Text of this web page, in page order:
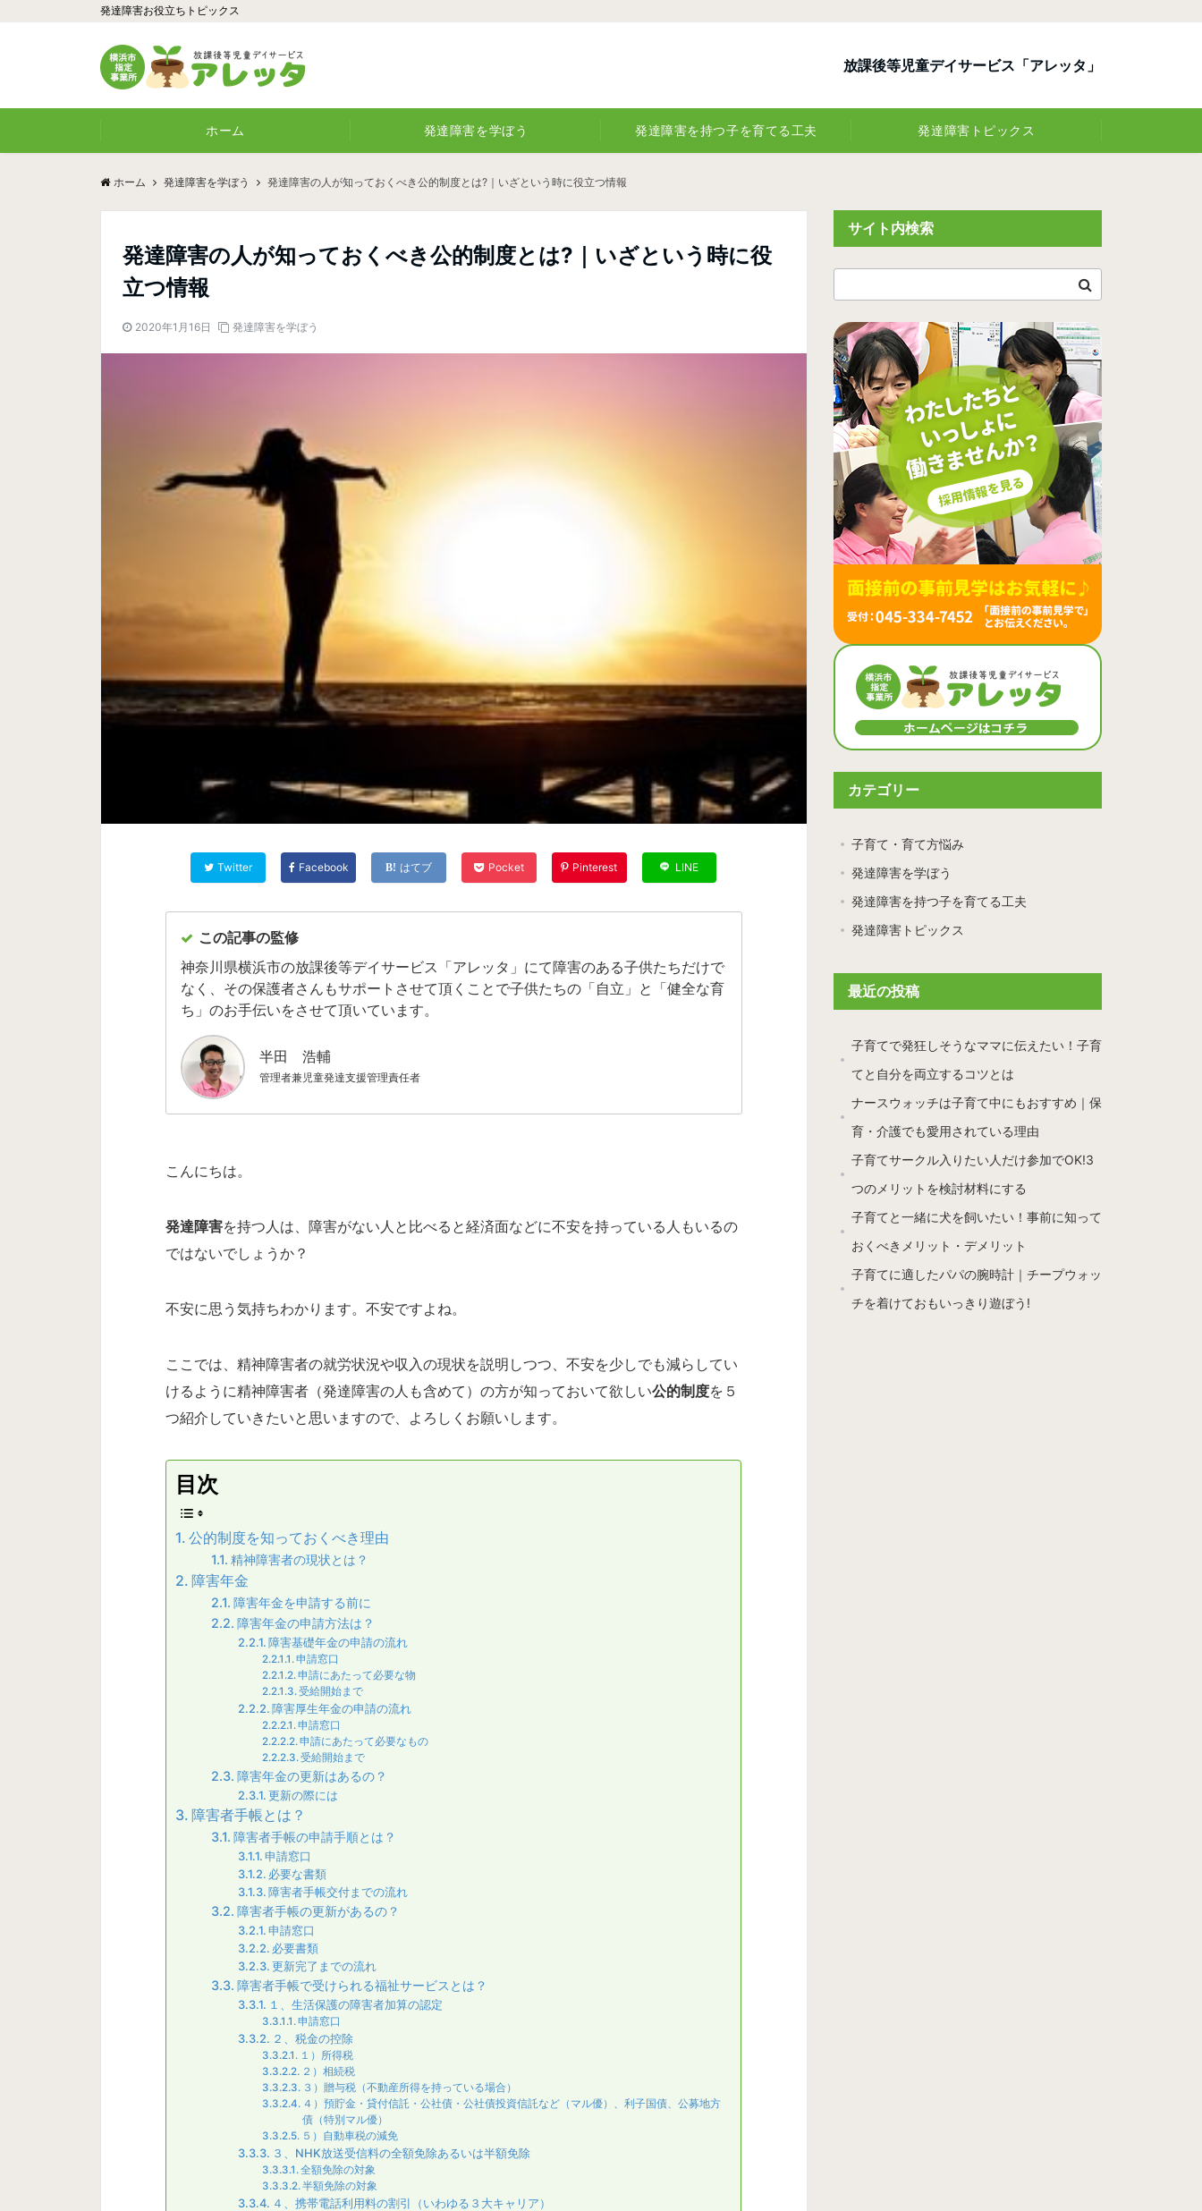
発達障害お役立ちトピックス
放課後等児童デイサービス「アレッタ」
ホーム 発達障害を学ぼう 発達障害を持つ子を育てる工夫 発達障害トピックス
ホーム 発達障害を学ぼう 発達障害の人が知っておくべき公的制度とは?｜いざという時に役立つ情報
発達障害の人が知っておくべき公的制度とは?｜いざという時に役
立つ情報
2020年1月16日 発達障害を学ぼう
Twitter Facebook はてブ Pocket Pinterest LINE
この記事の監修
神奈川県横浜市の放課後等デイサービス「アレッタ」にて障害のある子供たちだけで
なく、その保護者さんもサポートさせて頂くことで子供たちの「自立」と「健全な育
ち」のお手伝いをさせて頂いています。
半田 浩輔
管理者兼児童発達支援管理責任者
こんにちは。
発達障害を持つ人は、障害がない人と比べると経済面などに不安を持っている人もいるの
ではないでしょうか？
不安に思う気持ちわかります。不安ですよね。
ここでは、精神障害者の就労状況や収入の現状を説明しつつ、不安を少しでも減らしてい
けるように精神障害者（発達障害の人も含めて）の方が知っておいて欲しい公的制度を５
つ紹介していきたいと思いますので、よろしくお願いします。
目次
公的制度を知っておくべき理由
精神障害者の現状とは？
障害年金
障害年金を申請する前に
障害年金の申請方法は？
障害基礎年金の申請の流れ
申請窓口
申請にあたって必要な物
受給開始まで
障害厚生年金の申請の流れ
申請窓口
申請にあたって必要なもの
受給開始まで
障害年金の更新はあるの？
更新の際には
障害者手帳とは？
障害者手帳の申請手順とは？
申請窓口
必要な書類
障害者手帳交付までの流れ
障害者手帳の更新があるの？
申請窓口
必要書類
更新完了までの流れ
障害者手帳で受けられる福祉サービスとは？
１、生活保護の障害者加算の認定
申請窓口
２、税金の控除
１）所得税
２）相続税
３）贈与税（不動産所得を持っている場合）
４）預貯金・貸付信託・公社債・公社債投資信託など（マル優）、利子国債、公募地方
債（特別マル優）
５）自動車税の減免
３、NHK放送受信料の全額免除あるいは半額免除
全額免除の対象
半額免除の対象
４、携帯電話利用料の割引（いわゆる３大キャリア）
サイト内検索
カテゴリー
子育て・育て方悩み
発達障害を学ぼう
発達障害を持つ子を育てる工夫
発達障害トピックス
最近の投稿
子育てで発狂しそうなママに伝えたい！子育
てと自分を両立するコツとは
ナースウォッチは子育て中にもおすすめ｜保
育・介護でも愛用されている理由
子育てサークル入りたい人だけ参加でOK!3
つのメリットを検討材料にする
子育てと一緒に犬を飼いたい！事前に知って
おくべきメリット・デメリット
子育てに適したパパの腕時計｜チープウォッ
チを着けておもいっきり遊ぼう!